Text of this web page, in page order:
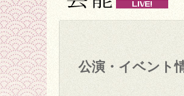
公演・イベント